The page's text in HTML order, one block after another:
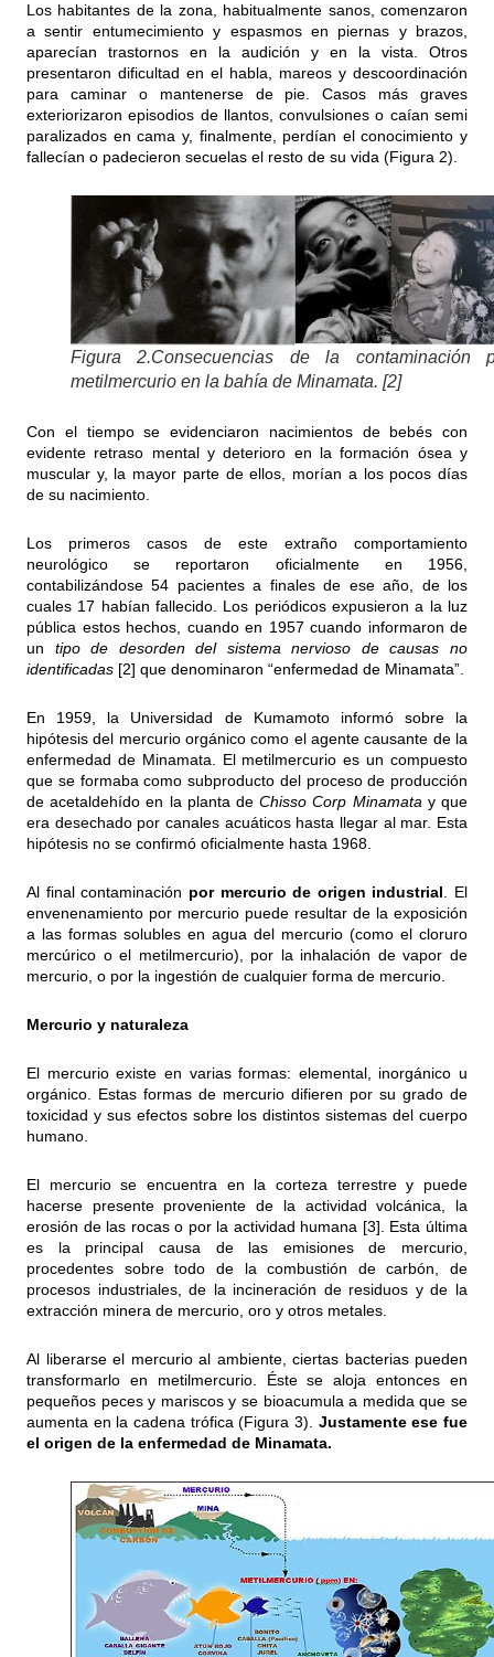
Los habitantes de la zona, habitualmente sanos, comenzaron
a sentir entumecimiento y espasmos en piernas y brazos,
aparecían trastornos en la audición y en la vista. Otros
presentaron dificultad en el habla, mareos y descoordinación
para caminar o mantenerse de pie. Casos más graves
exteriorizaron episodios de llantos, convulsiones o caían semi
paralizados en cama y, finalmente, perdían el conocimiento y
fallecían o padecieron secuelas el resto de su vida (Figura 2).
Figura 2.Consecuencias de la contaminación
metilmercurio en la bahía de Minamata. [2]
Con el tiempo se evidenciaron nacimientos de bebés con
evidente retraso mental y deterioro en la formación ósea y
muscular y, la mayor parte de ellos, morían a los pocos días
de su nacimiento.
Los primeros casos de este extraño comportamiento
neurológico se reportaron oficialmente en 1956,
contabilizándose 54 pacientes a finales de ese año, de los
cuales 17 habían fallecido. Los periódicos expusieron a la luz
pública estos hechos, cuando en 1957 cuando informaron de
un tipo de desorden del sistema nervioso de causas no
identificadas [2] que denominaron “enfermedad de Minamata”.
En 1959, la Universidad de Kumamoto informó sobre la
hipótesis del mercurio orgánico como el agente causante de la
enfermedad de Minamata. El metilmercurio es un compuesto
que se formaba como subproducto del proceso de producción
de acetaldehído en la planta deChisso Corp Minamata y que
era desechado por canales acuáticos hasta llegar al mar. Esta
hipótesis no se confirmó oficialmente hasta 1968.
Al final contaminación por mercurio de origen industrial . El
envenenamiento por mercurio puede resultar de la exposición
a las formas solubles en agua del mercurio (como el cloruro
mercúrico o el metilmercurio), por la inhalación de vapor de
mercurio, o por la ingestión de cualquier forma de mercurio.
Mercurio y naturaleza
El mercurio existe en varias formas: elemental, inorgánico u
orgánico. Estas formas de mercurio difieren por su grado de
toxicidad y sus efectos sobre los distintos sistemas del cuerpo
humano.
El mercurio se encuentra en la corteza terrestre y puede
hacerse presente proveniente de la actividad volcánica, la
erosión de las rocas o por la actividad humana [3]. Esta última
es la principal causa de las emisiones de mercurio,
procedentes sobre todo de la combustión de carbón, de
procesos industriales, de la incineración de residuos y de la
extracción minera de mercurio, oro y otros metales.
Al liberarse el mercurio al ambiente, ciertas bacterias pueden
transformarlo en metilmercurio. Éste se aloja entonces en
pequeños peces y mariscos y se bioacumula a medida que se
aumenta en la cadena trófica (Figura 3). Justamente ese fue
el origen de la enfermedad de Minamata.